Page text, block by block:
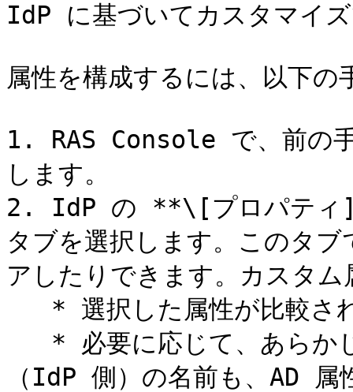
IdP に基づいてカスタマイ
属性を構成するには、以下の
1. RAS Console で、前の
します。
2. IdP の **\[プロパテ
タブを選択します。このタ
アしたりできます。カスタ
（IdP 側）の名前も、AD 属